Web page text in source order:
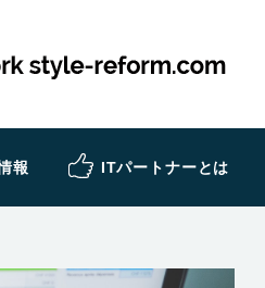
報 ITパートナーとは